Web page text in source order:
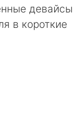
девайсы
в короткие